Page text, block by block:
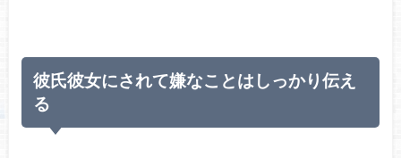
彼氏彼女にされて嫌なことはしっかり伝え
る